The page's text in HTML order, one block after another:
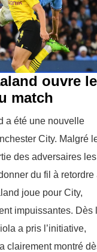
ouvre le
match
a été une nouvelle
City. Malgré
des adversaires les
du fil à retordre
joue pour City,
impuissantes. Dès
a pris l’initiative,
clairement montré